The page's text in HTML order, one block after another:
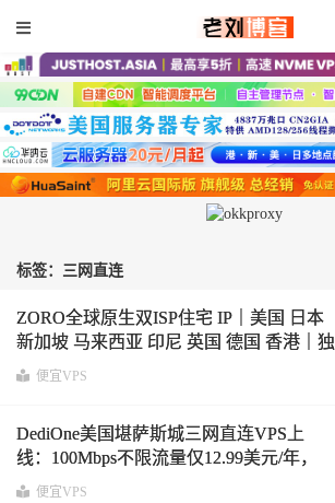
标签：三网直连
ZORO全球原生双ISP住宅 IP｜美国 日本
新加坡 马来西亚 印尼 英国 德国 香港｜独
享静态IPv4
便宜VPS
DediOne美国堪萨斯城三网直连VPS上
线：100Mbps不限流量仅12.99美元/年，
KVM+NVMe SSD，支持IPv4+IPv6
便宜VPS